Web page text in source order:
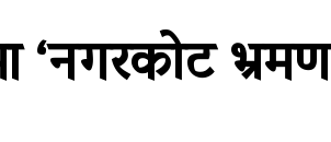
‘नगरकोट भ्रमण